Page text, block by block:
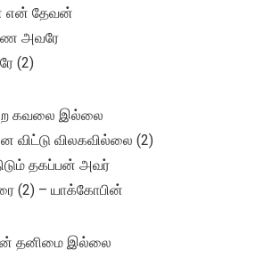
என் தேவன்
அவரே
(2)
கவலை இல்லை
விலகவில்லை (2)
தகப்பன் அவர்
(2) – யாக்கோபின்
தனிமை இல்லை